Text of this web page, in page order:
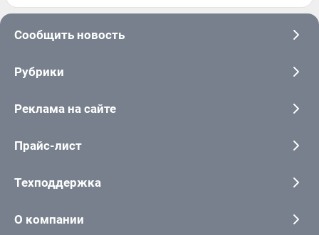
Сообщить новость
Рубрики
Реклама на сайте
Прайс-лист
Техподдержка
О компании